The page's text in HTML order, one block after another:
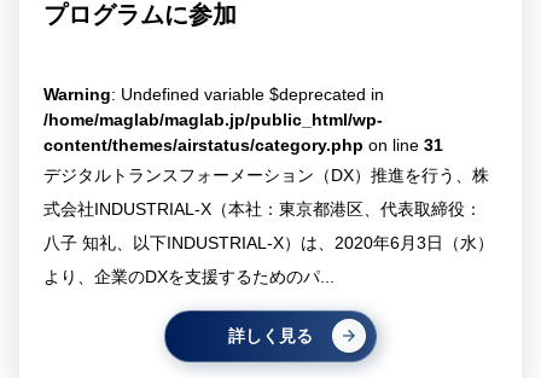
プログラムに参加
Warning: Undefined variable $deprecated in
/home/maglab/maglab.jp/public_html/wp-
content/themes/airstatus/category.php on line 31
デジタルトランスフォーメーション（DX）推進を行う、株
式会社INDUSTRIAL-X（本社：東京都港区、代表取締役：
八子 知礼、以下INDUSTRIAL-X）は、2020年6月3日（水）
より、企業のDXを支援するためのパ...
詳しく見る